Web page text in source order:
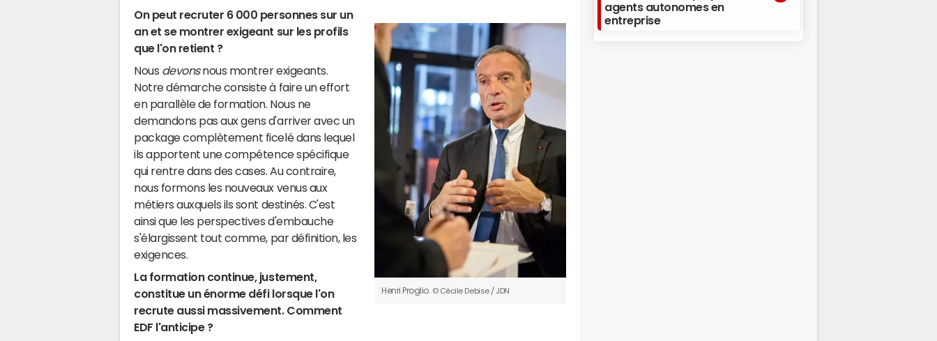
Henri Proglio. © Cécile Debise / JDN
On peut recruter 6 000 personnes sur un
an et se montrer exigeant sur les profils
que l'on retient ?
Nous devonsnous montrer exigeants.
Notre démarche consiste à faire un effort
en parallèle de formation. Nous ne
demandons pas aux gens d'arriver avec un
package complètement ficelé dans lequel
ils apportent une compétence spécifique
qui rentre dans des cases. Au contraire,
nous formons les nouveaux venus aux
métiers auxquels ils sont destinés. C'est
ainsi que les perspectives d'embauche
s'élargissent tout comme, par définition, les
exigences.
La formation continue, justement,
constitue un énorme défi lorsque l'on
recrute aussi massivement. Comment
EDF l'anticipe ?
agents autonomes en
entreprise